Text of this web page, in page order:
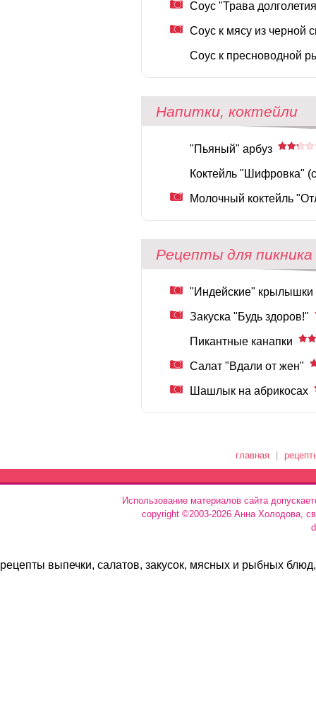
Соус "Трава
Соус к мясу из черной
Соус к пресноводной
Напитки, коктейли
"Пьяный" арбуз
Коктейль "Шифровка"
Молочный коктейль
Рецепты для пикника
"Индейские" крылышки
Закуска "Будь здоров!"
Пикантные канапки
Салат "Вдали от жен"
Шашлык на абрикосах
главная
Использование материалов сайта
copyright ©2003-2026 Анна Холодова,
рецепты выпечки, салатов, закусок, мясных и рыбных